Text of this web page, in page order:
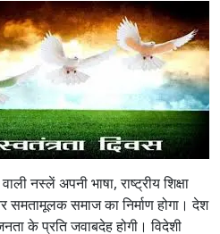
नस्लें अपनी भाषा, राष्ट्रीय शिक्षा
समाज का निर्माण होगा। देश
के प्रति जवाबदेह होगी। विदेशी